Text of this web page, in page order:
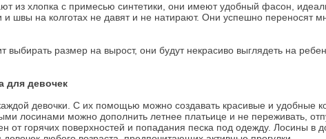
из хлопка с примесью синтетики, они имеют удобный фасон,
швы на колготах не давят и не натирают. Они успешно переносят
выбирать размер на вырост, они будут некрасиво выглядеть на
для девочек
девочки. С их помощью можно создавать красивые и удобные
лосинами можно дополнить летнее платьице и не переживать,
от горячих поверхностей и попадания песка под одежду. Лосины в